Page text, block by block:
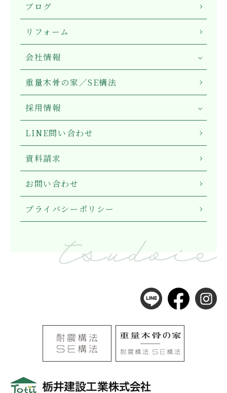
ブログ
リフォーム
会社情報
重量木骨の家／SE構法
採用情報
LINE問い合わせ
資料請求
お問い合わせ
プライバシーポリシー